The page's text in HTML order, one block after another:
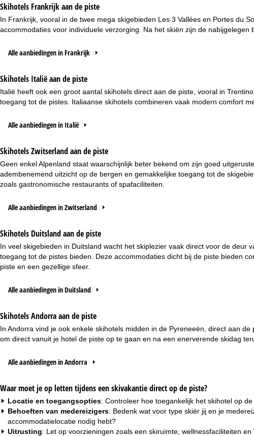
Skihotels Frankrijk aan de piste
In Frankrijk, vooral in de twee mega skigebieden Les 3 Vallées en Portes du
accommodaties voor individuele verzorging. Na het skiën zijn de
Alle aanbiedingen in Frankrijk
Skihotels Italië aan de piste
Italië heeft ook een groot aantal skihotels direct aan de piste, vooral in
toegang tot de pistes. Italiaanse skihotels combineren vaak modern comfort
Alle aanbiedingen in Italië
Skihotels Zwitserland aan de piste
Geen enkel Alpenland staat waarschijnlijk beter bekend om zijn goed
adembenemend uitzicht op de bergen en gemakkelijke toegang tot de
zoals gastronomische restaurants of spafaciliteiten.
Alle aanbiedingen in Zwitserland
Skihotels Duitsland aan de piste
In veel skigebieden in Duitsland wacht het skiplezier vaak direct voor de
toegang tot de pistes bieden. Deze accommodaties dicht bij de piste bieden
piste en een gezellige sfeer.
Alle aanbiedingen in Duitsland
Skihotels Andorra aan de piste
In Andorra vind je ook enkele skihotels midden in de Pyreneeën, direct aan
om direct vanuit je hotel de piste op te gaan en na een enerverende skidag
Alle aanbiedingen in Andorra
Waar moet je op letten tijdens een skivakantie direct op de piste?
Locatie en toegangsopties: Controleer hoe toegankelijk het skihotel op
Behoeften van medereizigers: Bedenk wat voor type skiër jij en je
accommodatielocatie nodig hebt?
Uitrusting: Let op voorzieningen zoals een skiruimte, wellnessfaciliteiten